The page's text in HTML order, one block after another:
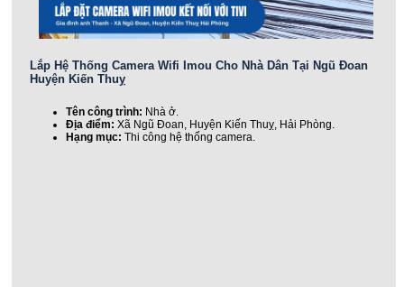
Lắp Hệ Thống Camera Wifi Imou Cho Nhà Dân Tại Ngũ Đoan
Huyện Kiến Thuỵ
Tên công trình: Nhà ở.
Địa điểm:Xã Ngũ Đoan, Huyện Kiến Thuỵ, Hải Phòng.
Hạng mục:Thi công hệ thống camera.